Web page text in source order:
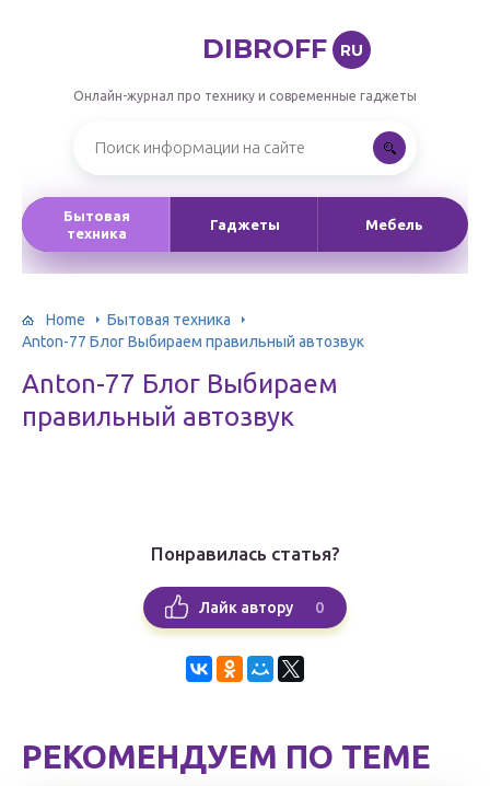
DIBROFF RU
Онлайн-журнал про технику и современные гаджеты
Бытовая
техника
Гаджеты Мебель
Home
Бытовая техника
Anton-77 Блог Выбираем правильный автозвук
Anton-77 Блог Выбираем
правильный автозвук
Понравилась статья?
Лайк автору 0
РЕКОМЕНДУЕМ ПО ТЕМЕ